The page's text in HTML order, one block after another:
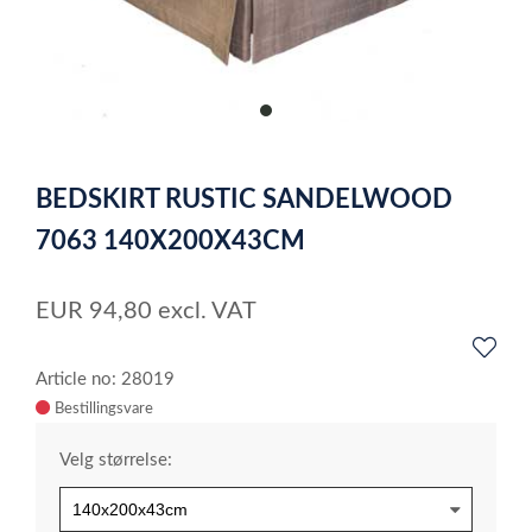
item
of
1
BEDSKIRT RUSTIC SANDELWOOD
7063 140X200X43CM
EUR 94,80 excl. VAT
Article no: 28019
Velg størrelse: